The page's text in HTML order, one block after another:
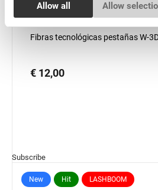
Necessary
Allow all Allow
Fuera de stock
Fibras tecnológicas pestañas W-
€ 12,00
Subscribe
New Hit LASHBOOM